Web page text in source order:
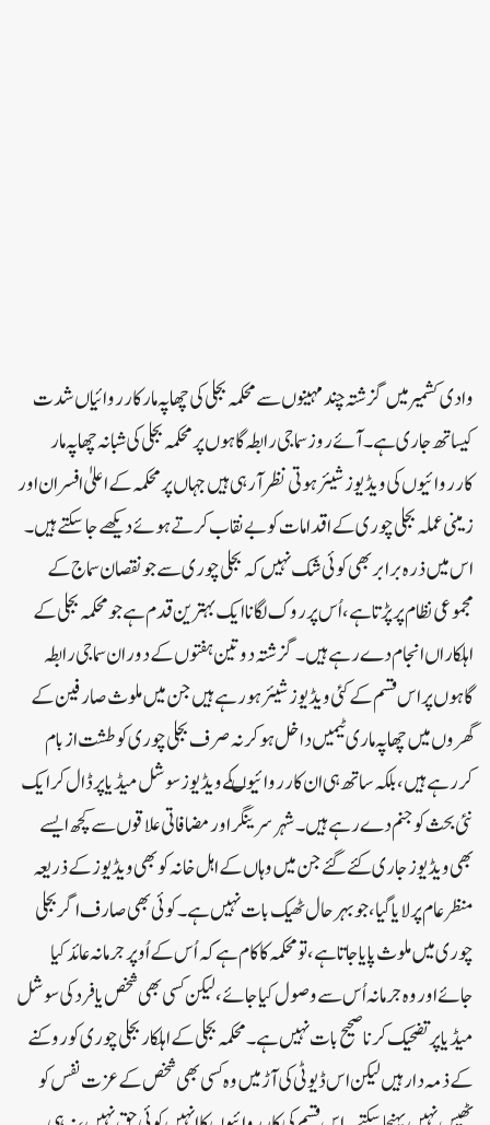
وادی کشمیر میں گزشتہ چند مہینوں سے محکمہ بجلی کی چھاپہ مار کارروائیاں شدت
کیساتھ جاری ہے۔ آئے روز سماجی رابطہ گاہوں پر محکمہ بجلی کی شبانہ چھاپہ مار
کارروائیوں کی ویڈیوز شیئر ہوتی نظر آرہی ہیں جہاں پر محکمہ کے اعلیٰ افسران اور
زمینی عملہ بجلی چوری کے اقدامات کو بے نقاب کرتے ہوئے دیکھے جاسکتے ہیں۔
اس میں ذرہ برابر بھی کوئی شک نہیں کہ بجلی چوری سے جو نقصان سماج کے
مجموعی نظام پر پڑتا ہے ، اُس پر روک لگانا ایک بہترین قدم ہے جو محکمہ بجلی کے
اہلکاراں انجام دے رہے ہیں۔ گزشتہ دو تین ہفتوں کے دوران سماجی رابطہ
گاہوں پر اس قسم کے کئی ویڈیوز شیئر ہورہے ہیں جن میں ملوث صارفین کے
گھروں میں چھاپہ ماری ٹیمیں داخل ہوکر نہ صرف بجلی چوری کو طشت از بام
کررہے ہیں، بلکہ ساتھ ہی ان کارروائیوںکے ویڈیوز سوشل میڈیا پر ڈال کر ایک
نئی بحث کو جنم دے رہے ہیں۔ شہر سرینگر اور مضافاتی علاقوں سے کچھ ایسے
بھی ویڈیوز جاری کئے گئے جن میں وہاں کے اہل خانہ کو بھی ویڈیوز کے ذریعہ
منظر عام پرلایا گیا، جو بہر حال ٹھیک بات نہیں ہے۔کوئی بھی صارف اگر بجلی
چوری میں ملوث پایا جاتا ہے، تو محکمہ کا کام ہے کہ اُس کے اُوپر جرمانہ عائد کیا
جائے اور وہ جرمانہ اُس سے وصول کیا جائے، لیکن کسی بھی شخص یا فرد کی سوشل
میڈیا پر تضحیک کرنا صحیح بات نہیں ہے۔ محکمہ بجلی کے اہلکار بجلی چوری کو روکنے
کے ذمہ دار ہیں لیکن اس ڈیوٹی کی آڑ میں وہ کسی بھی شخص کے عزت نفس کو